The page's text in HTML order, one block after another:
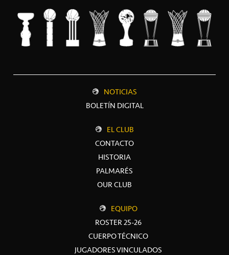
NOTICIAS
BOLETÍN DIGITAL
EL CLUB
CONTACTO
HISTORIA
PALMARÉS
OUR CLUB
EQUIPO
ROSTER 25-26
CUERPO TÉCNICO
JUGADORES VINCULADOS